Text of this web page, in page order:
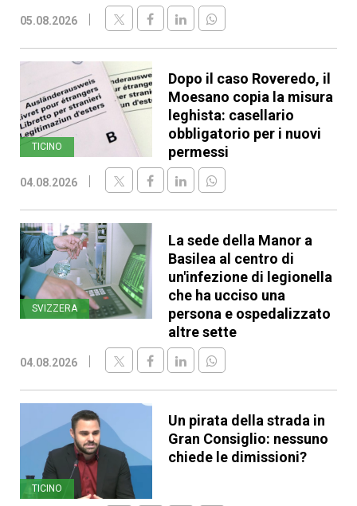
05.08.2026
TICINO
Dopo il caso Roveredo, il
Moesano copia la misura
leghista: casellario
obbligatorio per i nuovi
permessi
04.08.2026
SVIZZERA
La sede della Manor a
Basilea al centro di
un'infezione di legionella
che ha ucciso una
persona e ospedalizzato
altre sette
04.08.2026
TICINO
Un pirata della strada in
Gran Consiglio: nessuno
chiede le dimissioni?